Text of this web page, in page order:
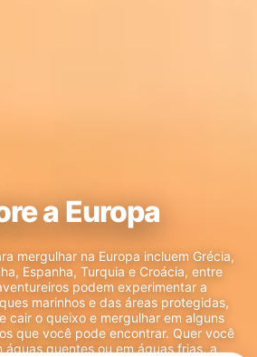
a Europa
mergulhar na Europa incluem Grécia,
Espanha, Turquia e Croácia, entre
podem experimentar a
marinhos e das áreas protegidas,
cair o queixo e mergulhar em alguns
que você pode encontrar. Quer você
águas quentes ou em águas frias, a